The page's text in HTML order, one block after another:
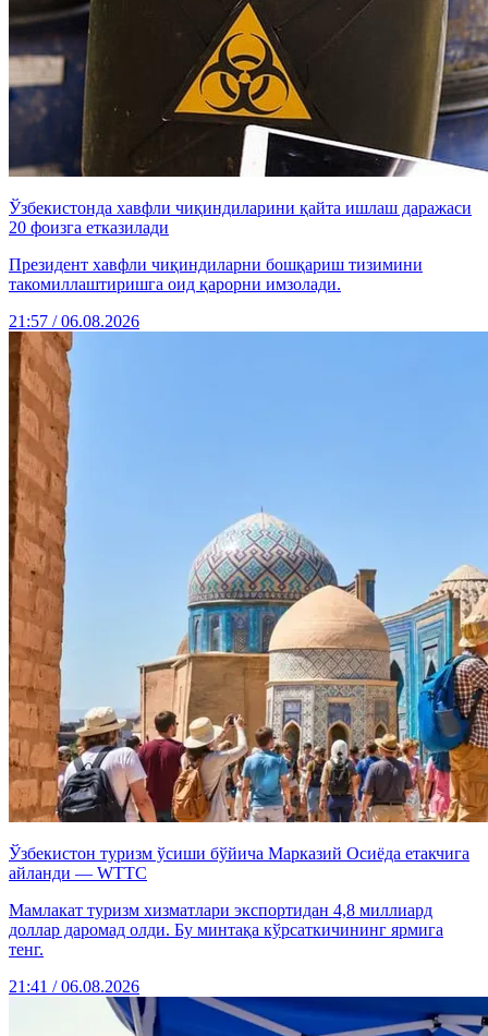
Ўзбекистонда хавфли чиқиндиларини қайта ишлаш даражаси
20 фоизга етказилади
Президент хавфли чиқиндиларни бошқариш тизимини
такомиллаштиришга оид қарорни имзолади.
21:57 / 06.08.2026
Ўзбекистон туризм ўсиши бўйича Марказий Осиёда етакчига
айланди — WTTC
Мамлакат туризм хизматлари экспортидан 4,8 миллиард
доллар даромад олди. Бу минтақа кўрсаткичининг ярмига
тенг.
21:41 / 06.08.2026